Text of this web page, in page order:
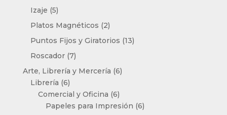
Izaje 55
productos
Platos Magnéticos 22
productos
Puntos Fijos y Giratorios 1313
Roscador 77
productos
Arte, Librería y Mercería 66
Librería 66
productos
Comercial y Oficina 66
productos
Papeles para Impresión 66